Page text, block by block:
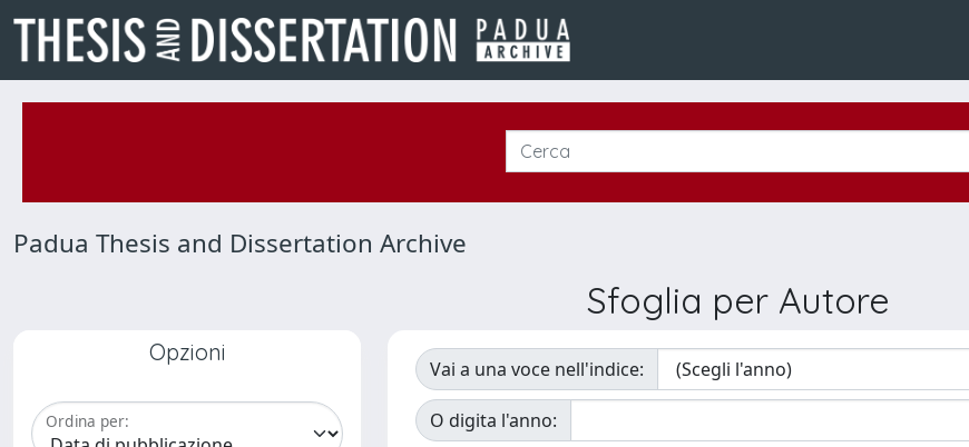
Padua Thesis and Dissertation Archive
Sfoglia per Autore
Opzioni
Ordina per:
Vai a una voce nell'indice:
O digita l'anno: